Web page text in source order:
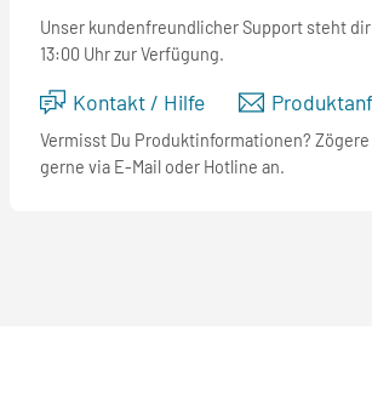
Unser kundenfreundlicher Support steht
13:00 Uhr zur Verfügung.
Kontakt / Hilfe
Vermisst Du Produktinformationen?
gerne via E-Mail oder Hotline an.